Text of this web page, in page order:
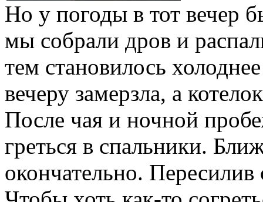
Но у погоды в тот вечер
мы собрали дров и
тем становилось
вечеру замерзла, а
После чая и ночной
греться в спальники.
окончательно.